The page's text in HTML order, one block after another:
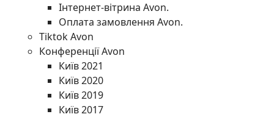
Інтернет-вітрина Avon.
Оплата замовлення Avon.
Tiktok Avon
Конференції Avon
Київ 2021
Київ 2020
Київ 2019
Київ 2017